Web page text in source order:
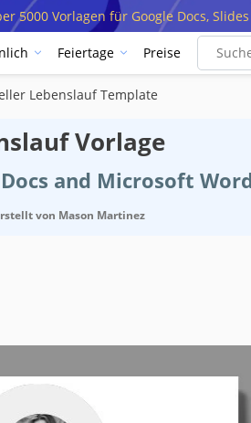
5000 Vorlagen für Google Docs,
Feiertage Preise
Lebenslauf Template
Vorlage
and Microsoft
von Mason Martinez